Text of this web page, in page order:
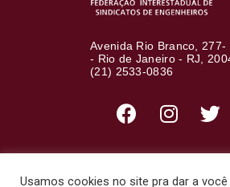
Avenida Rio Branco,
- Rio de Janeiro - RJ,
(21) 2533-0836
Usamos cookies no site pra dar a